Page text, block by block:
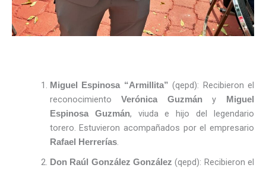
Miguel Espinosa “Armillita” (qepd): Recibieron el
reconocimientoVerónica Guzmány
Miguel
Espinosa Guzmán, viuda e hijo del legendario
torero. Estuvieron acompañados por el empresario
Rafael Herrerías.
Don Raúl González González (qepd): Recibieron el